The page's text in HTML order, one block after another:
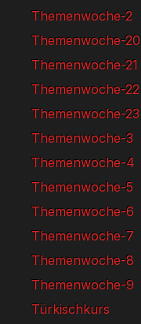
Themenwoche-2
Themenwoche-20
Themenwoche-21
Themenwoche-22
Themenwoche-23
Themenwoche-3
Themenwoche-4
Themenwoche-5
Themenwoche-6
Themenwoche-7
Themenwoche-8
Themenwoche-9
Türkischkurs